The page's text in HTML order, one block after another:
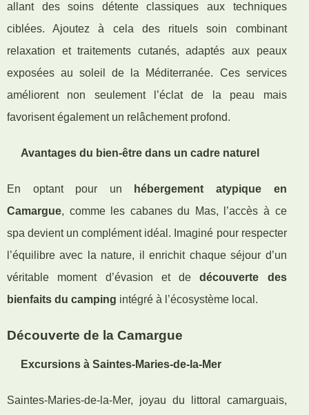
allant des soins détente classiques aux techniques
ciblées. Ajoutez à cela des rituels soin combinant
relaxation et traitements cutanés, adaptés aux peaux
exposées au soleil de la Méditerranée. Ces services
améliorent non seulement l’éclat de la peau mais
favorisent également un relâchement profond.
Avantages du bien-être dans un cadre naturel
En optant pour un
hébergement atypique en
Camargue, comme les cabanes du Mas, l’accès à ce
spa devient un complément idéal. Imaginé pour respecter
l’équilibre avec la nature, il enrichit chaque séjour d’un
véritable moment d’évasion et dedécouverte des
bienfaits du camping intégré à l’écosystème local.
Découverte de la Camargue
Excursions à Saintes-Maries-de-la-Mer
Saintes-Maries-de-la-Mer, joyau du littoral camarguais,